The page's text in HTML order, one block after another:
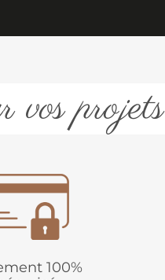
vos projets
100%